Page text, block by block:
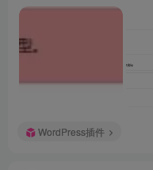
WordPress插件